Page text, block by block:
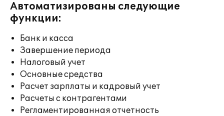
Автоматизированы следующие
функции:
Банк и касса
Завершение периода
Налоговый учет
Основные средства
Расчет зарплаты и кадровый учет
Расчеты с контрагентами
Регламентированная отчетность